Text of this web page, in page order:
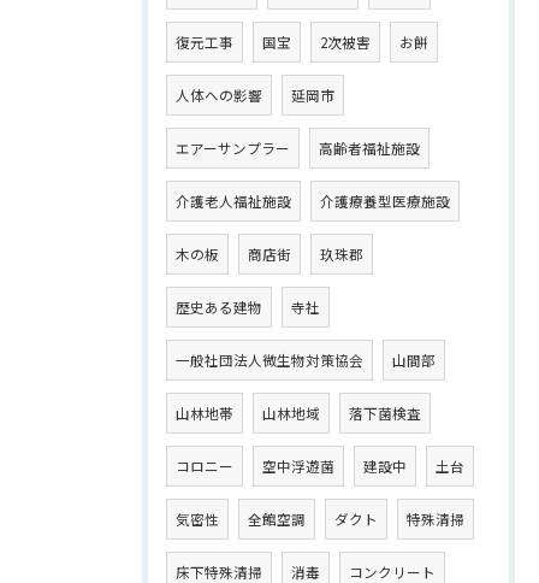
復元工事 国宝 2次被害 お餅
人体への影響 延岡市
エアーサンプラー 高齢者福祉施設
介護老人福祉施設 介護療養型医療施設
木の板 商店街 玖珠郡
歴史ある建物 寺社
一般社団法人微生物対策協会 山間部
山林地帯 山林地域 落下菌検査
コロニー 空中浮遊菌 建設中 土台
気密性 全館空調 ダクト 特殊清掃
床下特殊清掃 消毒 コンクリート